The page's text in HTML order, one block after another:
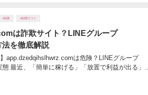
#副業 #副業口コミ
は詐欺サイト？LINEグループ
法を徹底解説
app.dzedqihslhwrz.comは危険？LINEグループ
最近、「簡単に稼げる」「放置で利益が出る」...